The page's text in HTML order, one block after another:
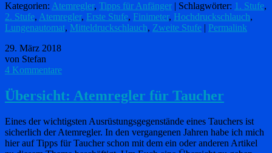
Kategorien: Atemregler, Tipps für Anfänger | Schlagwörter: 1. Stufe,
2. Stufe, Atemregler, Erste Stufe, Finimeter, Hochdruckschlauch,
Lungenautomat, Mitteldruckschlauch, Zweite Stufe
Permalink
29. März 2018
von Stefan
4 Kommentare
Übersicht: Atemregler für Taucher
Eines der wichtigsten Ausrüstungsgegenstände eines Tauchers ist
sicherlich der Atemregler. In den vergangenen Jahren habe ich mich
hier auf Tipps für Taucher schon mit dem ein oder anderen Artikel